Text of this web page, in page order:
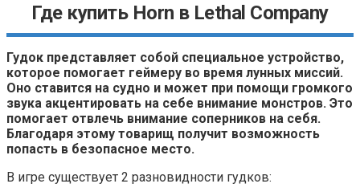
Где купить Horn в Lethal Company
Гудок представляет собой специальное устройство,
которое помогает геймеру во время лунных миссий.
Оно ставится на судно и может при помощи громкого
звука акцентировать на себе внимание монстров. Это
помогает отвлечь внимание соперников на себя.
Благодаря этому товарищ получит возможность
попасть в безопасное место.
В игре существует 2 разновидности гудков: